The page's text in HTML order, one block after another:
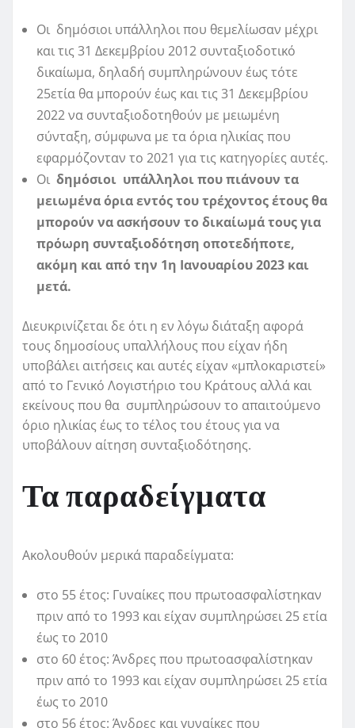
Οι δημόσιοι υπάλληλοι που θεμελίωσαν μέχρι
και τις 31 Δεκεμβρίου 2012 συνταξιοδοτικό
δικαίωμα, δηλαδή συμπληρώνουν έως τότε
25ετία θα μπορούν έως και τις 31 Δεκεμβρίου
2022 να συνταξιοδοτηθούν με μειωμένη
σύνταξη, σύμφωνα με τα όρια ηλικίας που
εφαρμόζονταν το 2021 για τις κατηγορίες αυτές.
Οι δημόσιοι υπάλληλοι που πιάνουν τα
μειωμένα όρια εντός του τρέχοντος έτους θα
μπορούν να ασκήσουν το δικαίωμά τους για
πρόωρη συνταξιοδότηση οποτεδήποτε,
ακόμη και από την 1η Ιανουαρίου 2023 και
μετά.
Διευκρινίζεται δε ότι η εν λόγω διάταξη αφορά
τους δημοσίους υπαλλήλους που είχαν ήδη
υποβάλει αιτήσεις και αυτές είχαν «μπλοκαριστεί»
από το Γενικό Λογιστήριο του Κράτους αλλά και
εκείνους που θα συμπληρώσουν το απαιτούμενο
όριο ηλικίας έως το τέλος του έτους για να
υποβάλουν αίτηση συνταξιοδότησης.
Τα παραδείγματα
Ακολουθούν μερικά παραδείγματα:
στο 55 έτος: Γυναίκες που πρωτοασφαλίστηκαν
πριν από το 1993 και είχαν συμπληρώσει 25 ετία
έως το 2010
στο 60 έτος: Άνδρες που πρωτοασφαλίστηκαν
πριν από το 1993 και είχαν συμπληρώσει 25 ετία
έως το 2010
στο 56 έτος: Άνδρες και γυναίκες που